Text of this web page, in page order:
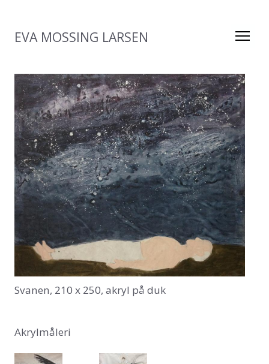
EVA MOSSING LARSEN
Svanen, 210 x 250, akryl på duk
Akrylmåleri